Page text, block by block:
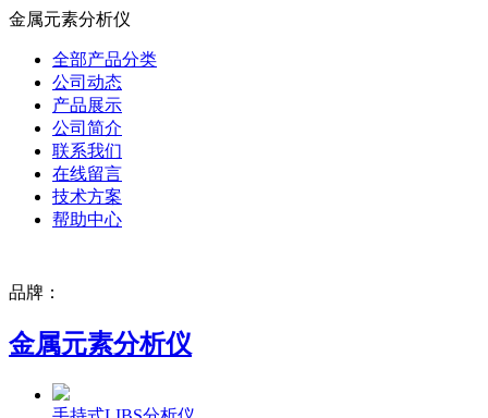
金属元素分析仪
全部产品分类
公司动态
产品展示
公司简介
联系我们
在线留言
技术方案
帮助中心
品牌：
金属元素分析仪